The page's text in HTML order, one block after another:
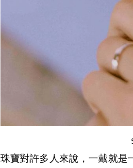
珠寶對許多人來說，一戴就是